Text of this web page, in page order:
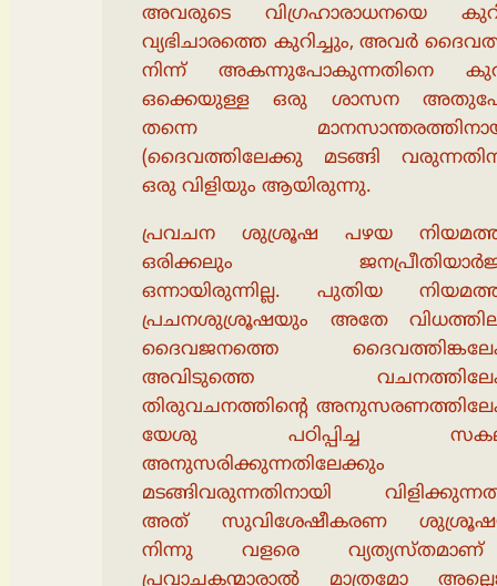
അവരുടെ വിഗ്രഹാരാധനയെ
വ്യഭിചാരത്തെ കുറിച്ചും, അവർ
നിന്ന് അകന്നുപോകുന്നതിനെ
ഒക്കെയുള്ള ഒരു ശാസന
തന്നെ
(ദൈവത്തിലേക്കു മടങ്ങി
ഒരു വിളിയും ആയിരുന്നു.
പ്രവചന ശുശ്രൂഷ പഴയ
ഒരിക്കലും
ഒന്നായിരുന്നില്ല. പുതിയ
പ്രചനശുശ്രൂഷയും അതേ
ദൈവജനത്തെ
അവിടുത്തെ
തിരുവചനത്തിൻ്റെ
യേശു പഠിപ്പിച്ച
അനുസരിക്കുന്നതിലേക്കും
മടങ്ങിവരുന്നതിനായി
അത് സുവിശേഷീകരണ
നിന്നു വളരെ
പ്രവാചകന്മാരാൽ മാത്രമോ